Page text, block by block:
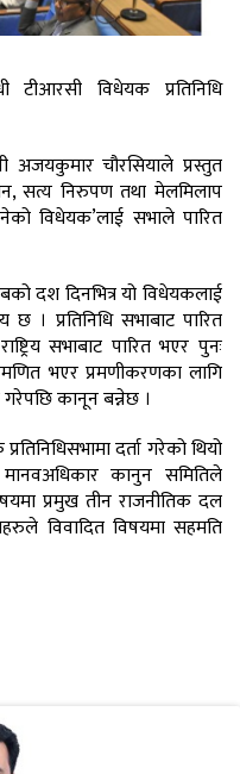
टीआरसी विधेयक प्रतिनिधि
अजयकुमार चौरसियाले प्रस्तुत
सत्य निरुपण तथा मेलमिलाप
विधेयक’लाई सभाले पारित
दश दिनभित्र यो विधेयकलाई
। प्रतिनिधि सभाबाट पारित
सभाबाट पारित भएर पुनः
भएर प्रमणीकरणका लागि
गरेपछि कानून बन्नेछ ।
दर्ता गरेको थियो
कानुन समितिले
प्रमुख तीन राजनीतिक दल
विवादित विषयमा सहमति